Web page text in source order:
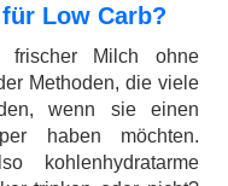
Low Carb?
frischer Milch ohne
Methoden, die viele
wenn sie einen
haben möchten.
kohlenhydratarme